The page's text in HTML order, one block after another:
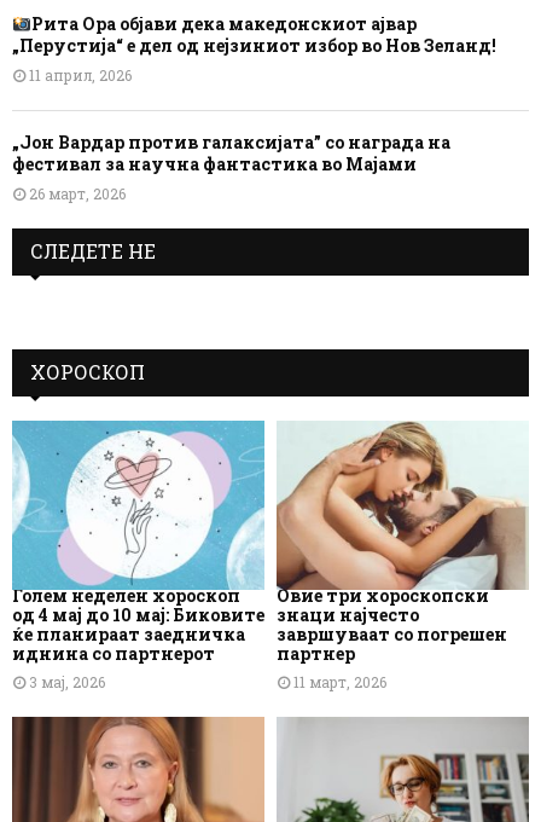
Рита Ора објави дека македонскиот ајвар
„Перустија“ е дел од нејзиниот избор во Нов Зеланд!
11 април, 2026
„Јон Вардар против галаксијата” со награда на
фестивал за научна фантастика во Мајами
26 март, 2026
СЛЕДЕТЕ НЕ
ХОРОСКОП
Голем неделен хороскоп
од 4 мај до 10 мај: Биковите
ќе планираат заедничка
иднина со партнерот
3 мај, 2026
Овие три хороскопски
знаци најчесто
завршуваат со погрешен
партнер
11 март, 2026